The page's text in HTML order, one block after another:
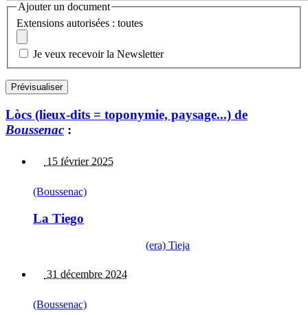
Ajouter un document
Extensions autorisées : toutes
Je veux recevoir la Newsletter
Lòcs (lieux-dits = toponymie, paysage...) de
Boussenac :
15 février 2025
(Boussenac)
La Tiego
(era) Tieja
31 décembre 2024
(Boussenac)